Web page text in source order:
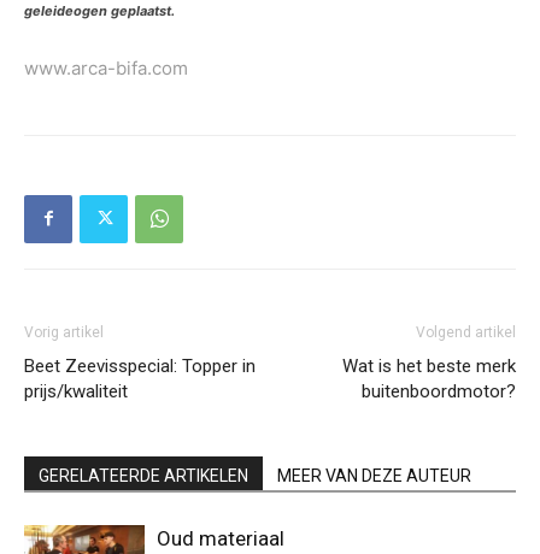
geleideogen geplaatst.
www.arca-bifa.com
Vorig artikel
Beet Zeevisspecial: Topper in
prijs/kwaliteit
Volgend artikel
Wat is het beste merk
buitenboordmotor?
GERELATEERDE ARTIKELEN MEER VAN DEZE AUTEUR
Oud materiaal